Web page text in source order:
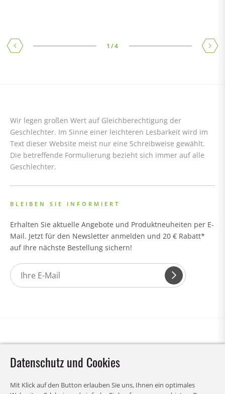
1 /4
Wir legen großen Wert auf Gleichberechtigung der
Geschlechter. Im Sinne einer leichteren Lesbarkeit wird im
Text dieser Website meist nur eine Schreibweise gewählt.
Die betreffende Formulierung bezieht sich immer auf alle
Geschlechter.
BLEIBEN SIE INFORMIERT
Erhalten Sie aktuelle Angebote und Produktneuheiten per E-
Mail. Jetzt für den Newsletter anmelden und 20 € Rabatt*
auf Ihre nächste Bestellung sichern!
Datenschutz und Cookies
Mit Klick auf den Button erlauben Sie uns, Ihnen ein optimales